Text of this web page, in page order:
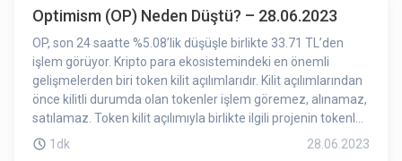
Optimism (OP) Neden Düştü? – 28.06.2023
OP, son 24 saatte %5.08’lik düşüşle birlikte 33.71 TL’den
işlem görüyor. Kripto para ekosistemindeki en önemli
gelişmelerden biri token kilit açılımlarıdır. Kilit açılımlarından
önce kilitli durumda olan tokenler işlem göremez, alınamaz,
satılamaz. Token kilit açılımıyla birlikte ilgili projenin tokenleri
işlem görebilir hale gelmiş olur.
1dk 28.06.2023